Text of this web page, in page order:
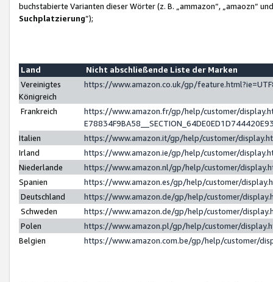
buchstabierte Varianten dieser Wörter (z. B. „ammazon“, „amaozn“
Suchplatzierung”);
Land
Nicht abschließende Liste der Marken
Vereinigtes
Königreich
https://www.amazon.co.uk/gp/
Frankreich
https://www.amazon.fr/gp/help/customer/
Italien
https://www.amazon.it/gp/help/customer/
Irland
https://www.amazon.ie/gp/help/customer/
Niederlande
https://www.amazon.nl/gp/help/customer/
Spanien
https://www.amazon.es/gp/help/customer/
Deutschland
https://www.amazon.de/gp/help/customer/
Schweden
https://www.amazon.de/gp/help/customer/
Polen
https://www.amazon.pl/gp/help/customer/
Belgien
https://www.amazon.com.be/gp/help/customer/